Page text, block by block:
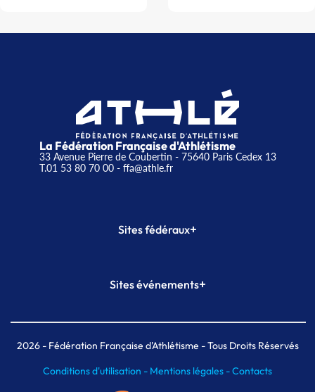
La Fédération Française d'Athlétisme
33 Avenue Pierre de Coubertin - 75640 Paris Cedex 13
T.01 53 80 70 00- ffa@athle.fr
Sites fédéraux+
Plateforme Formation
Sites événements+
Meeting de Paris indoor
MAIF Ekiden de Paris
2026- Fédération Française d'Athlétisme - Tous Droits Réservés
Conditions d'utilisation - Mentions légales -Contacts